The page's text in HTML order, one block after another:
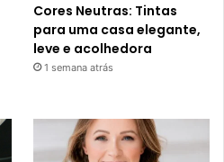
Cores Neutras: Tintas
para uma casa elegante,
leve e acolhedora
1 semana atrás